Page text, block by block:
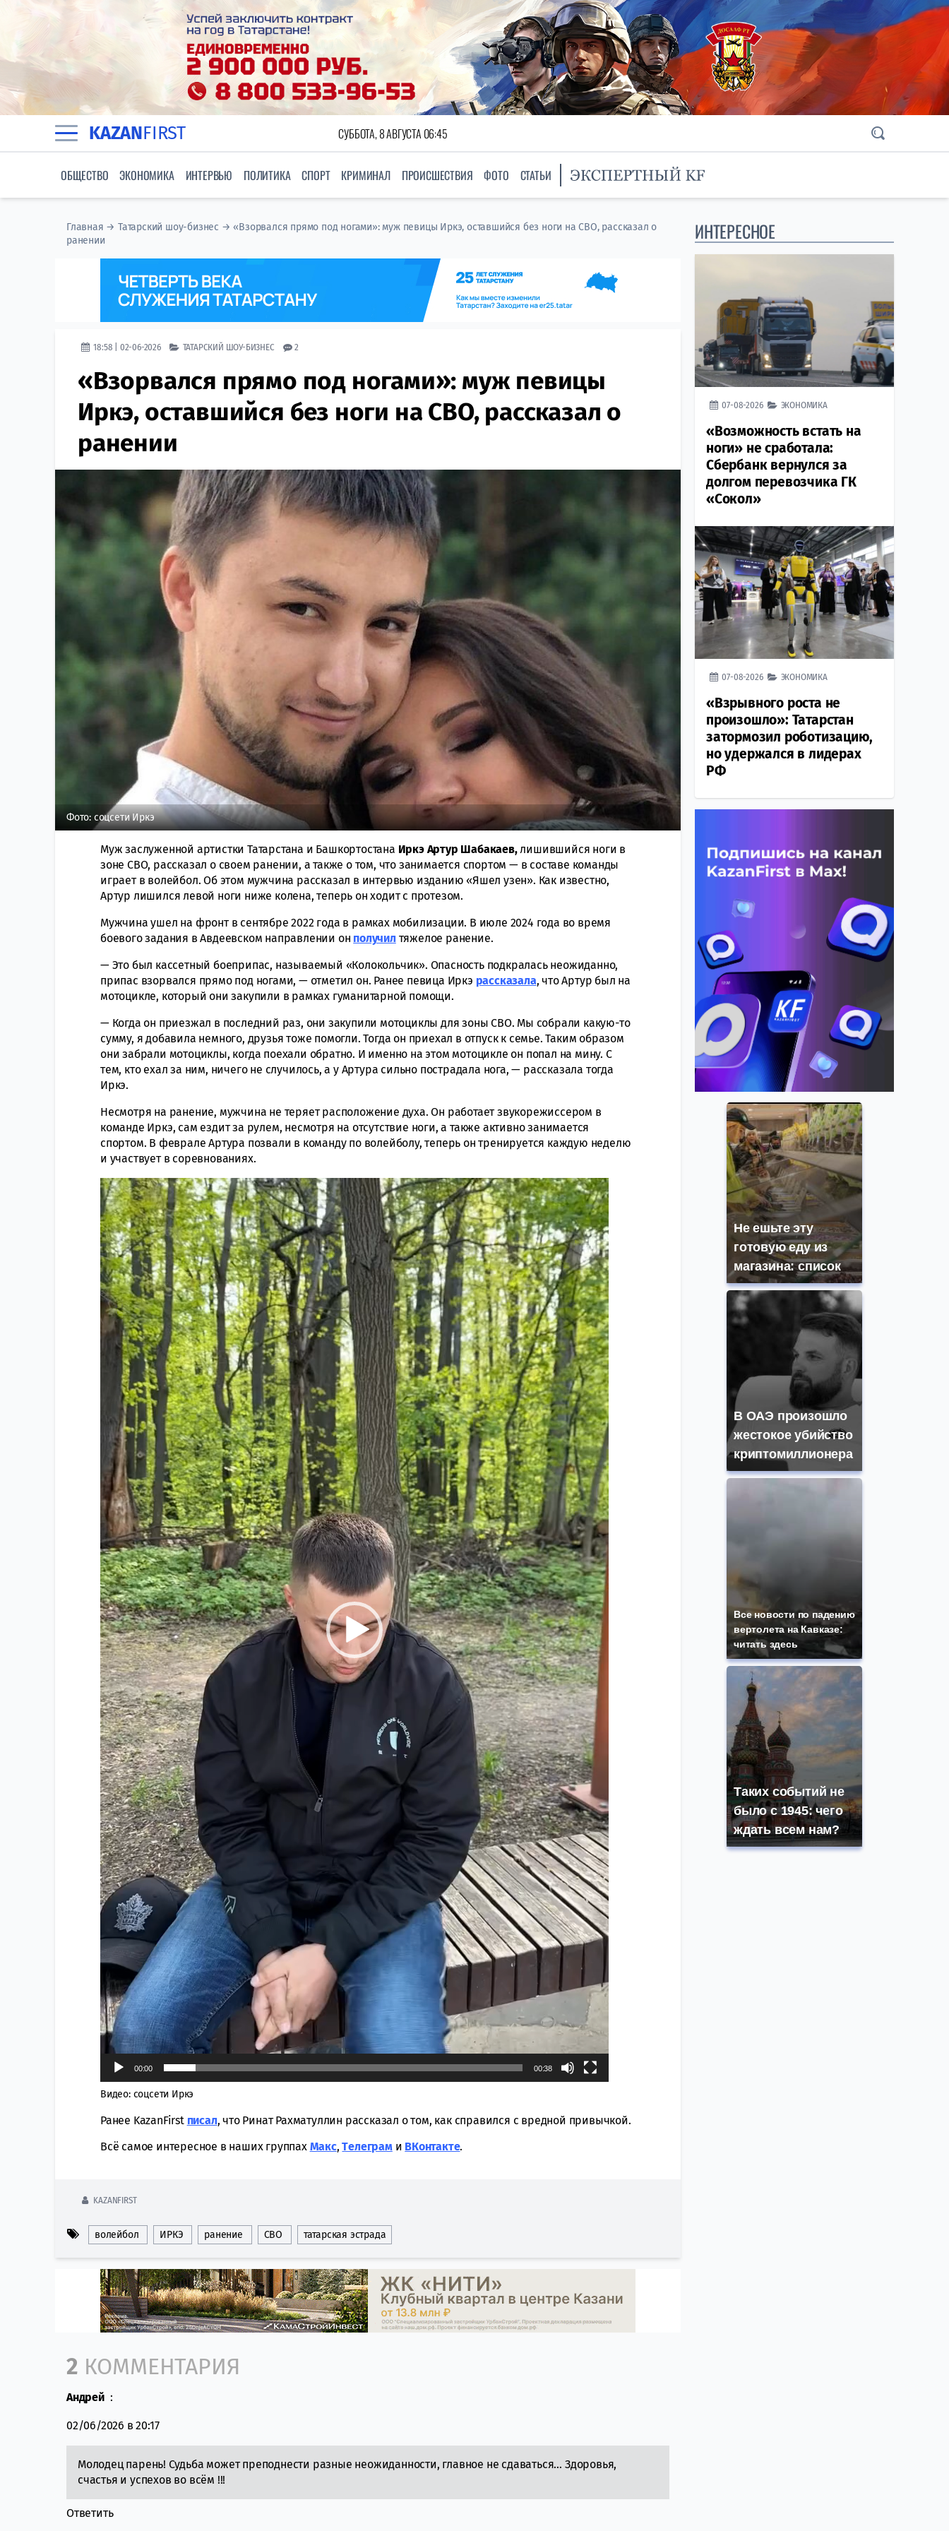
KAZANFIRST СУББОТА, 8 АВГУСТА 06:45
ОБЩЕСТВО ЭКОНОМИКА ИНТЕРВЬЮ ПОЛИТИКА СПОРТ КРИМИНАЛ ПРОИСШЕСТВИЯ ФОТО СТАТЬИ
Главная →Татарский шоу-бизнес → «Взорвался прямо под ногами»: муж певицы Иркэ, оставшийся без ноги на СВО, рассказал о
ранении
18:58 | 02-06-2026 ТАТАРСКИЙ ШОУ-БИЗНЕС 2
«Взорвался прямо под ногами»: муж певицы
Иркэ, оставшийся без ноги на СВО, рассказал о
ранении
Фото: соцсети Иркэ
Муж заслуженной артистки Татарстана и Башкортостана Иркэ Артур Шабакаев,лишившийся ноги в
зоне СВО, рассказал о своем ранении, а также о том, что занимается спортом — в составе команды
играет в волейбол. Об этом мужчина рассказал в интервью изданию «Яшел узен». Как известно,
Артур лишился левой ноги ниже колена, теперь он ходит с протезом.
Мужчина ушел на фронт в сентябре 2022 года в рамках мобилизации. В июле 2024 года во время
боевого задания в Авдеевском направлении он получилтяжелое ранение.
— Это был кассетный боеприпас, называемый «Колокольчик». Опасность подкралась неожиданно,
припас взорвался прямо под ногами, — отметил он. Ранее певица Иркэ рассказала, что Артур был на
мотоцикле, который они закупили в рамках гуманитарной помощи.
— Когда он приезжал в последний раз, они закупили мотоциклы для зоны СВО. Мы собрали какую-то
сумму, я добавила немного, друзья тоже помогли. Тогда он приехал в отпуск к семье. Таким образом
они забрали мотоциклы, когда поехали обратно. И именно на этом мотоцикле он попал на мину. С
тем, кто ехал за ним, ничего не случилось, а у Артура сильно пострадала нога, — рассказала тогда
Иркэ.
Несмотря на ранение, мужчина не теряет расположение духа. Он работает звукорежиссером в
команде Иркэ, сам ездит за рулем, несмотря на отсутствие ноги, а также активно занимается
спортом. В феврале Артура позвали в команду по волейболу, теперь он тренируется каждую неделю
и участвует в соревнованиях.
Видеоплеер
00:00 00:38
Видео: соцсети Иркэ
Ранее KazanFirst писал, что Ринат Рахматуллин рассказал о том, как справился с вредной привычкой.
Всё самое интересное в наших группах Макс,Tелеграми ВКонтакте.
KAZANFIRST
волейбол ИРКЭ ранение СВО татарская эстрада
Comment section
2 КОММЕНТАРИЯ
Андрей :
02/06/2026 в 20:17
Молодец парень! Судьба может преподнести разные неожиданности, главное не сдаваться… Здоровья,
счастья и успехов во всём !!!
Ответить
ИНТЕРЕСНОЕ
07-08-2026 ЭКОНОМИКА
«Возможность встать на
ноги» не сработала:
Сбербанк вернулся за
долгом перевозчика ГК
«Сокол»
07-08-2026 ЭКОНОМИКА
«Взрывного роста не
произошло»: Татарстан
затормозил роботизацию,
но удержался в лидерах
РФ
Не ешьте эту
готовую еду из
магазина: список
В ОАЭ произошло
жестокое убийство
криптомиллионера
Все новости по падению
вертолета на Кавказе:
читать здесь
Таких событий не
было с 1945: чего
ждать всем нам?